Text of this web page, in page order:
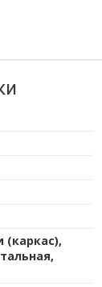
(каркас),